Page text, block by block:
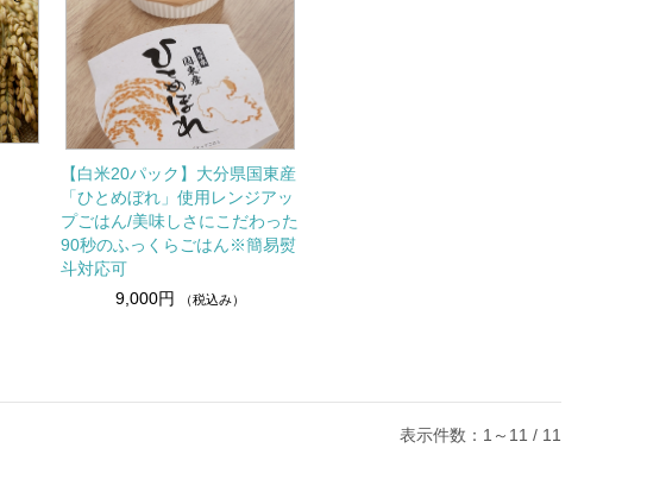
【白米20パック】大分県国東産
「ひとめぼれ」使用レンジアッ
プごはん/美味しさにこだわった
90秒のふっくらごはん※簡易熨
斗対応可
9,000円
（税込み）
表示件数：1～11 / 11